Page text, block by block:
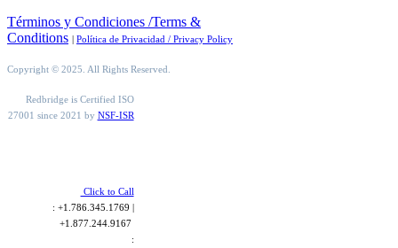
Términos y Condiciones /Terms &
Conditions | Política de Privacidad / Privacy Policy
Copyright © 2025. All Rights Reserved.
Redbridge is Certified ISO
27001 since 2021 by NSF-ISR
Click to Call
: +1.786.345.1769 |
+1.877.244.9167
: